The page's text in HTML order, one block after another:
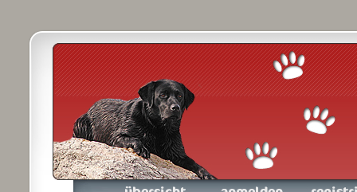
Foren-Übersicht Anmelden Registrieren